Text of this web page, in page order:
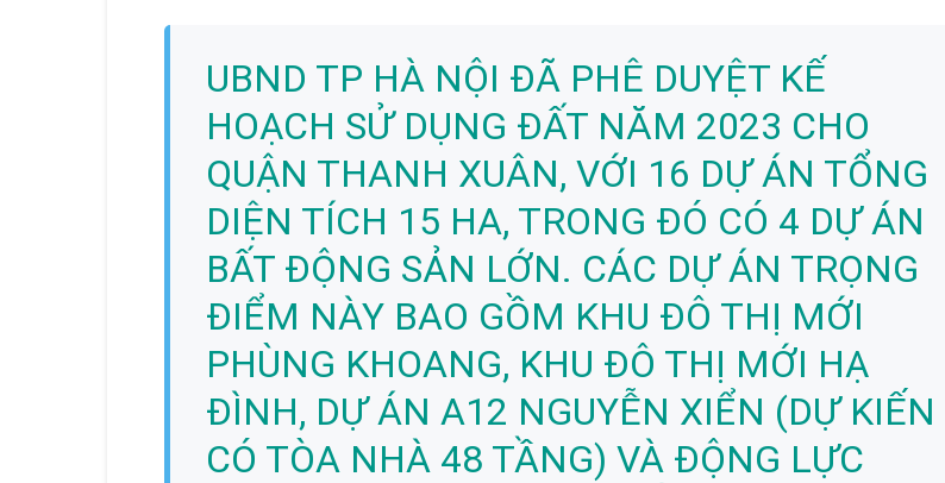
UBND TP HÀ NỘI ĐÃ PHÊ DUYỆT KẾ
HOẠCH SỬ DỤNG ĐẤT NĂM 2023 CHO
QUẬN THANH XUÂN, VỚI 16 DỰ ÁN TỔNG
DIỆN TÍCH 15 HA, TRONG ĐÓ CÓ 4 DỰ ÁN
BẤT ĐỘNG SẢN LỚN. CÁC DỰ ÁN TRỌNG
ĐIỂM NÀY BAO GỒM KHU ĐÔ THỊ MỚI
PHÙNG KHOANG, KHU ĐÔ THỊ MỚI HẠ
ĐÌNH, DỰ ÁN A12 NGUYỄN XIỂN (DỰ KIẾN
CÓ TÒA NHÀ 48 TẦNG) VÀ ĐỘNG LỰC